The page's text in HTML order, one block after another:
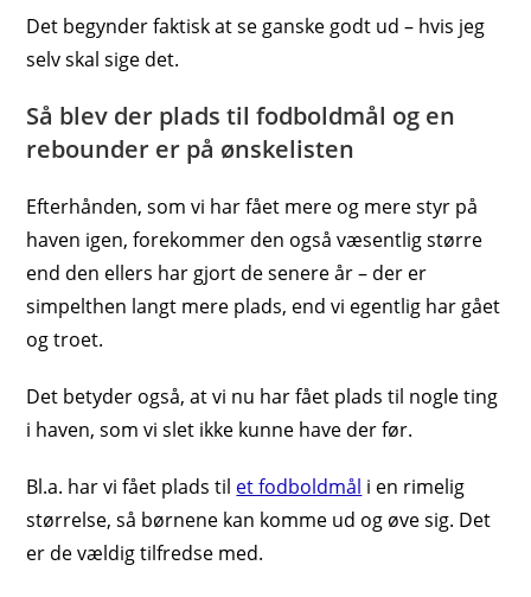
Det begynder faktisk at se ganske godt ud – hvis jeg
selv skal sige det.
Så blev der plads til fodboldmål og en
rebounder er på ønskelisten
Efterhånden, som vi har fået mere og mere styr på
haven igen, forekommer den også væsentlig større
end den ellers har gjort de senere år – der er
simpelthen langt mere plads, end vi egentlig har gået
og troet.
Det betyder også, at vi nu har fået plads til nogle ting
i haven, som vi slet ikke kunne have der før.
Bl.a. har vi fået plads til et fodboldmål i en rimelig
størrelse, så børnene kan komme ud og øve sig. Det
er de vældig tilfredse med.